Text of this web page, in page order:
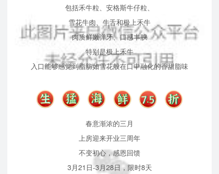
包括禾牛粒、安格斯牛仔粒、
雪花牛肉、牛舌和极上禾牛
肉质鲜嫩弹牙、口感丰腴
特别是极上禾牛
入口能够感觉到脂肪如雪花般在口中融化的香甜脂味
春意渐浓的三月
上房迎来开业三周年
不变初心，感恩回馈
3月21日-3月28日， 限时8天